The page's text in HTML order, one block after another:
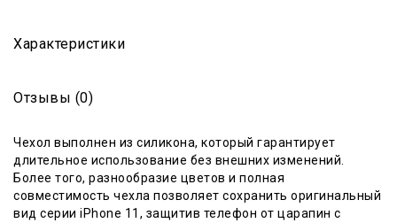
Характеристики
Отзывы (0)
Чехол выполнен из силикона, который гарантирует
длительное использование без внешних изменений.
Более того, разнообразие цветов и полная
совместимость чехла позволяет сохранить оригинальный
вид серии iPhone 11, защитив телефон от царапин с